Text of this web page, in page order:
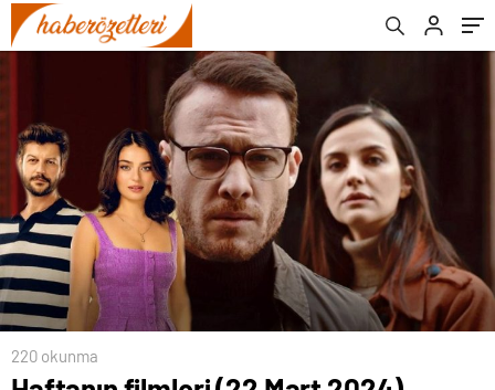
220 okunma
Belediye Başkanı Aday Listesi